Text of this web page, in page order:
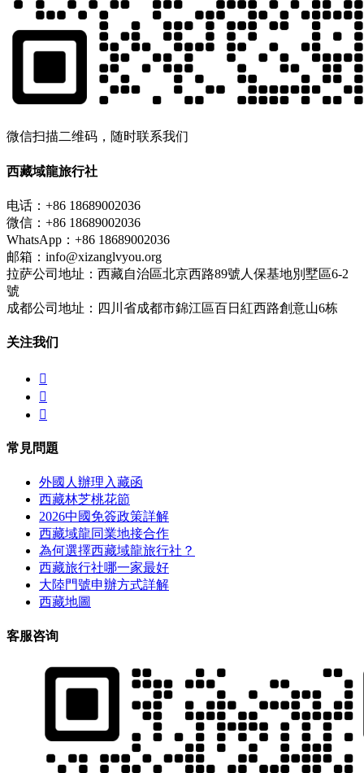
微信扫描二维码，随时联系我们
西藏域龍旅行社
电话：+86 18689002036
微信：+86 18689002036
WhatsApp：+86 18689002036
邮箱：info@xizanglvyou.org
拉萨公司地址：西藏自治區北京西路89號人保基地別墅區6-2
號
成都公司地址：四川省成都市錦江區百日紅西路創意山6栋
关注我们



常見問題
外國人辦理入藏函
西藏林芝桃花節
2026中國免簽政策詳解
西藏域龍同業地接合作
為何選擇西藏域龍旅行社？
西藏旅行社哪一家最好
大陸門號申辦方式詳解
西藏地圖
客服咨询